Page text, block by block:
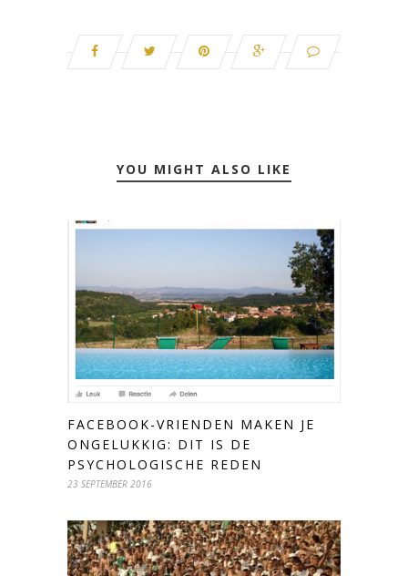
YOU MIGHT ALSO LIKE
FACEBOOK-VRIENDEN MAKEN JE
ONGELUKKIG: DIT IS DE
PSYCHOLOGISCHE REDEN
23 SEPTEMBER 2016